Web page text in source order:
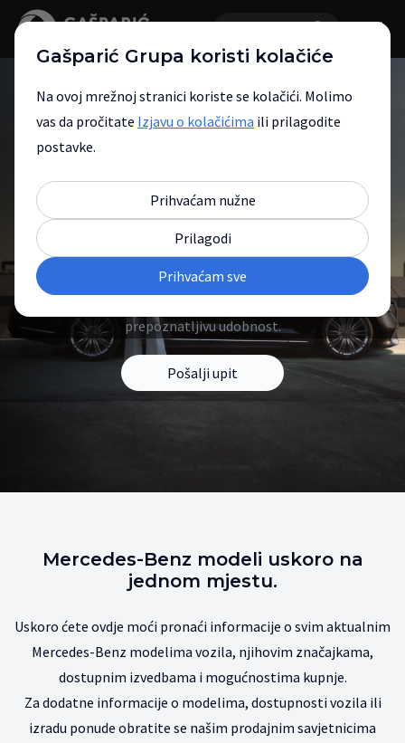
Mercedes-Benz nova
vozila
Otkrijte modele koji spajaju vrhunski
prepoznatljivu udobnost.
Pošalji upit
Mercedes-Benz modeli uskoro na
jednom mjestu.
Uskoro ćete ovdje moći pronaći informacije o svim aktualnim
Mercedes-Benz modelima vozila, njihovim značajkama,
dostupnim izvedbama i mogućnostima kupnje.
Za dodatne informacije o modelima, dostupnosti vozila ili
izradu ponude obratite se našim prodajnim savjetnicima
Gašparić Grupa koristi kolačiće
Na ovoj mrežnoj stranici koriste se kolačići. Molimo
vas da pročitate Izjavu o kolačićima ili prilagodite
postavke.
Prihvaćam nužne
Prilagodi
Prihvaćam sve